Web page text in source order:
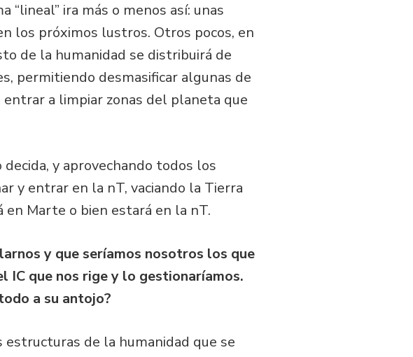
ira más o menos así: unas
los próximos lustros. Otros pocos, en
de la humanidad se distribuirá de
permitiendo desmasificar algunas de
a limpiar zonas del planeta que
y aprovechando todos los
y entrar en la nT, vaciando la Tierra
Marte o bien estará en la nT.
y que seríamos nosotros los que
IC que nos rige y lo gestionaríamos.
a su antojo?
estructuras de la humanidad que se